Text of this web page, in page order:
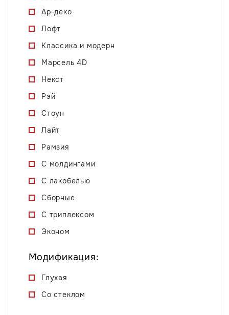
Ар-деко
Лофт
Классика и модерн
Марсель 4D
Некст
Рэй
Стоун
Лайт
Рамзия
С молдингами
С лакобелью
Сборные
С триплексом
Эконом
Модификация:
Глухая
Со стеклом